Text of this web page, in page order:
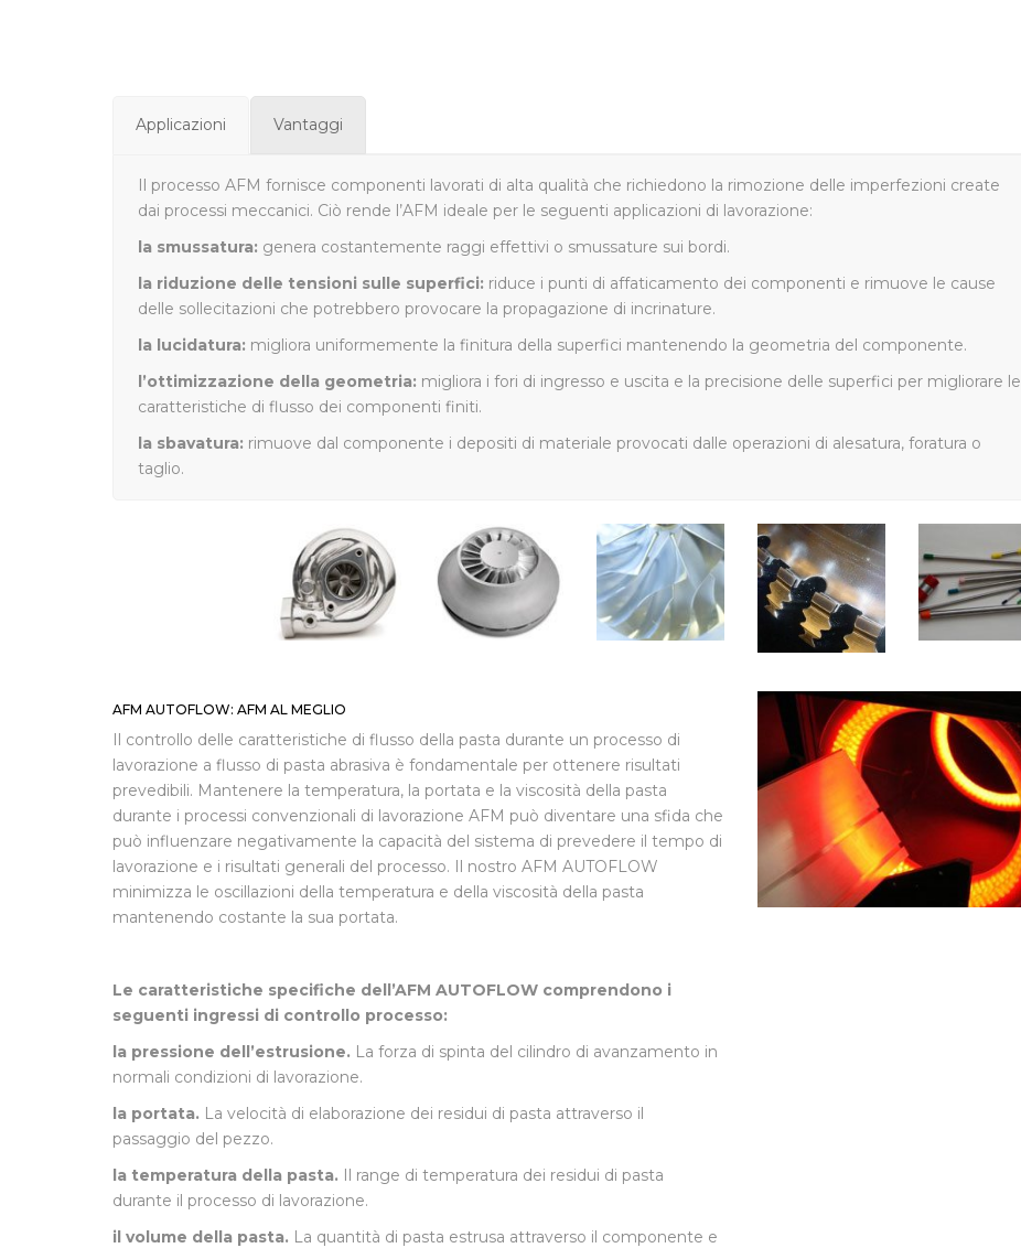
Applicazioni Vantaggi
Il processo AFM fornisce componenti lavorati di alta qualità che richiedono la rimozione delle imperfezioni create
dai processi meccanici. Ciò rende l’AFM ideale per le seguenti applicazioni di lavorazione:
la smussatura: genera costantemente raggi effettivi o smussature sui bordi.
la riduzione delle tensioni sulle superfici: riduce i punti di affaticamento dei componenti e rimuove le cause
delle sollecitazioni che potrebbero provocare la propagazione di incrinature.
la lucidatura: migliora uniformemente la finitura della superfici mantenendo la geometria del componente.
l’ottimizzazione della geometria: migliora i fori di ingresso e uscita e la precisione delle superfici per migliorare le
caratteristiche di flusso dei componenti finiti.
la sbavatura: rimuove dal componente i depositi di materiale provocati dalle operazioni di alesatura, foratura o
taglio.
AFM AUTOFLOW: AFM AL MEGLIO
Il controllo delle caratteristiche di flusso della pasta durante un processo di
lavorazione a flusso di pasta abrasiva è fondamentale per ottenere risultati
prevedibili. Mantenere la temperatura, la portata e la viscosità della pasta
durante i processi convenzionali di lavorazione AFM può diventare una sfida che
può influenzare negativamente la capacità del sistema di prevedere il tempo di
lavorazione e i risultati generali del processo. Il nostro AFM AUTOFLOW
minimizza le oscillazioni della temperatura e della viscosità della pasta
mantenendo costante la sua portata.
Le caratteristiche specifiche dell’AFM AUTOFLOW comprendono i
seguenti ingressi di controllo processo:
la pressione dell’estrusione. La forza di spinta del cilindro di avanzamento in
normali condizioni di lavorazione.
la portata. La velocità di elaborazione dei residui di pasta attraverso il
passaggio del pezzo.
la temperatura della pasta. Il range di temperatura dei residui di pasta
durante il processo di lavorazione.
il volume della pasta. La quantità di pasta estrusa attraverso il componente e